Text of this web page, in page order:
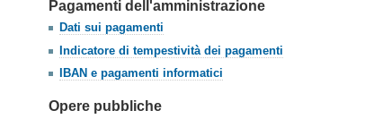
Pagamenti dell'amministrazione
Dati sui pagamenti
Indicatore di tempestività dei pagamenti
IBAN e pagamenti informatici
Opere pubbliche